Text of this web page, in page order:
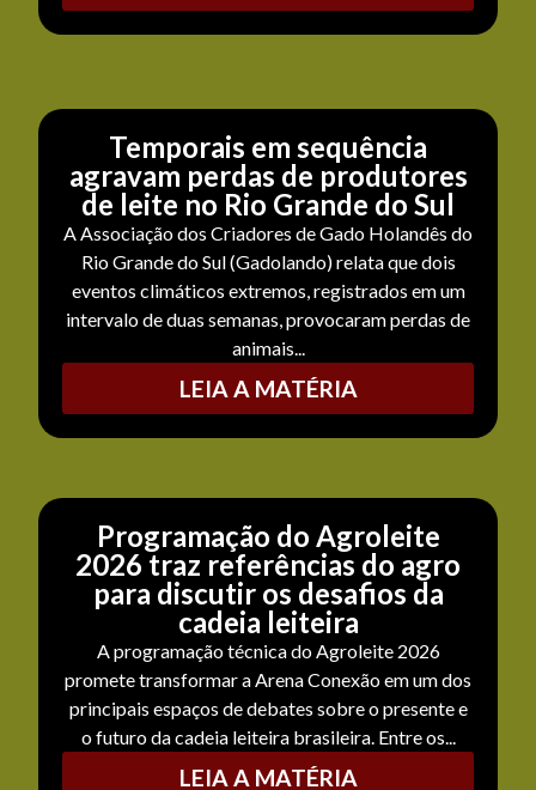
Temporais em sequência
agravam perdas de produtores
de leite no Rio Grande do Sul
A Associação dos Criadores de Gado Holandês do
Rio Grande do Sul (Gadolando) relata que dois
eventos climáticos extremos, registrados em um
intervalo de duas semanas, provocaram perdas de
animais...
LEIA A MATÉRIA
Programação do Agroleite
2026 traz referências do agro
para discutir os desafios da
cadeia leiteira
A programação técnica do Agroleite 2026
promete transformar a Arena Conexão em um dos
principais espaços de debates sobre o presente e
o futuro da cadeia leiteira brasileira. Entre os...
LEIA A MATÉRIA